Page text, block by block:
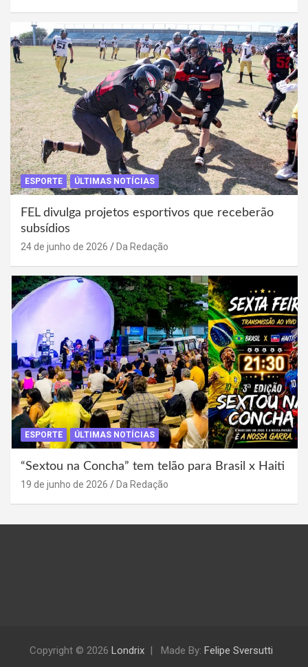
ESPORTE ÚLTIMAS NOTÍCIAS
FEL divulga projetos esportivos que receberão
subsídios
24 de junho de 2026 Da Redação
ESPORTE ÚLTIMAS NOTÍCIAS
“Sextou na Concha” tem telão para Brasil x Haiti
19 de junho de 2026 Da Redação
Copyright © 2026 Londrix Made By: Felipe Sversutti